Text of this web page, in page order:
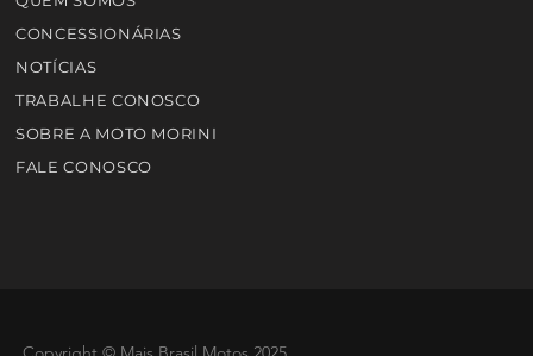
CONCESSIONÁRIAS
NOTÍCIAS
TRABALHE CONOSCO
SOBRE A MOTO MORINI
FALE CONOSCO